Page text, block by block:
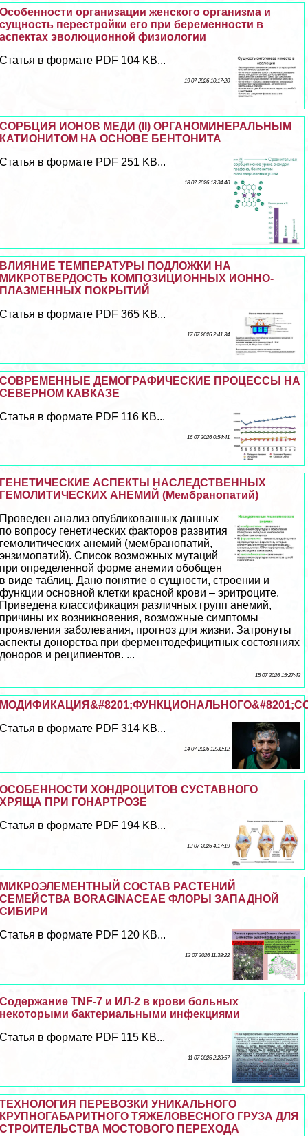
Особенности организации женского организма и
сущность перестройки его при беременности в
аспектах эволюционной физиологии
Статья в формате PDF 104 KB...
19 07 2026 10:17:20
СОРБЦИЯ ИОНОВ МЕДИ (II) ОРГАНОМИНЕРАЛЬНЫМ
КАТИОНИТОМ НА ОСНОВЕ БЕНТОНИТА
Статья в формате PDF 251 KB...
18 07 2026 13:34:40
ВЛИЯНИЕ ТЕМПЕРАТУРЫ ПОДЛОЖКИ НА
МИКРОТВЕРДОСТЬ КОМПОЗИЦИОННЫХ ИОННО-
ПЛАЗМЕННЫХ ПОКРЫТИЙ
Статья в формате PDF 365 KB...
17 07 2026 2:41:34
СОВРЕМЕННЫЕ ДЕМОГРАФИЧЕСКИЕ ПРОЦЕССЫ НА
СЕВЕРНОМ КАВКАЗЕ
Статья в формате PDF 116 KB...
16 07 2026 0:54:41
ГЕНЕТИЧЕСКИЕ АСПЕКТЫ НАСЛЕДСТВЕННЫХ
ГЕМОЛИТИЧЕСКИХ АНЕМИЙ (Мембранопатий)
Проведен анализ опубликованных данных
по вопросу генетических факторов развития
гемолитических анемий (мембранопатий,
энзимопатий). Список возможных мутаций
при определенной форме анемии обобщен
в виде таблиц. Дано понятие о сущности, строении и
функции основной клетки красной крови – эритроците.
Приведена классификация различных групп анемий,
причины их возникновения, возможные симптомы
проявления заболевания, прогноз для жизни. Затронуты
аспекты донорства при ферментодефицитных состояниях
доноров и реципиентов. ...
15 07 2026 15:27:42
Статья в формате PDF 314 KB...
14 07 2026 12:32:12
ОСОБЕННОСТИ ХОНДРОЦИТОВ СУСТАВНОГО
ХРЯЩА ПРИ ГОНАРТРОЗЕ
Статья в формате PDF 194 KB...
13 07 2026 4:17:19
МИКРОЭЛЕМЕНТНЫЙ СОСТАВ РАСТЕНИЙ
СЕМЕЙСТВА BORAGINACEAE ФЛОРЫ ЗАПАДНОЙ
СИБИРИ
Статья в формате PDF 120 KB...
12 07 2026 11:38:22
Содержание TNF-7 и ИЛ-2 в крови больных
некоторыми бактериальными инфекциями
Статья в формате PDF 115 KB...
11 07 2026 2:28:57
ТЕХНОЛОГИЯ ПЕРЕВОЗКИ УНИКАЛЬНОГО
КРУПНОГАБАРИТНОГО ТЯЖЕЛОВЕСНОГО ГРУЗА ДЛЯ
СТРОИТЕЛЬСТВА МОСТОВОГО ПЕРЕХОДА